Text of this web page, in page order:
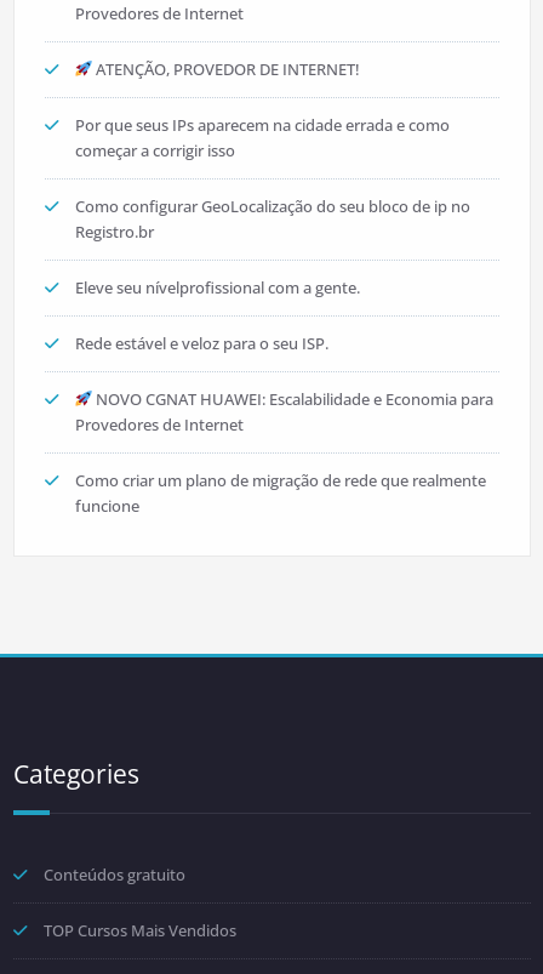
Provedores de Internet
ATENÇÃO, PROVEDOR DE INTERNET!
Por que seus IPs aparecem na cidade errada e como
começar a corrigir isso
Como configurar GeoLocalização do seu bloco de ip no
Registro.br
Eleve seu nívelprofissional com a gente.
Rede estável e veloz para o seu ISP.
NOVO CGNAT HUAWEI: Escalabilidade e Economia para
Provedores de Internet
Como criar um plano de migração de rede que realmente
funcione
Categories
Conteúdos gratuito
TOP Cursos Mais Vendidos